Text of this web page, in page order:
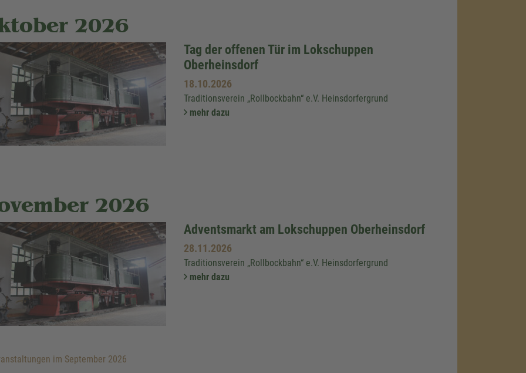
2026
Tag der offenen Tür im Lokschuppen
Oberheinsdorf
18.10.2026
Traditionsverein „Rollbockbahn“ e.V. Heinsdorfergrund
mehr dazu
2026
Adventsmarkt am Lokschuppen Oberheinsdorf
28.11.2026
Traditionsverein „Rollbockbahn“ e.V. Heinsdorfergrund
mehr dazu
im September 2026